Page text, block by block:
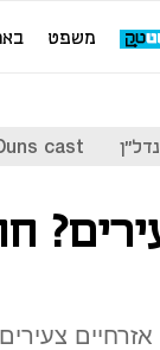
משפט
cast
צעירים.